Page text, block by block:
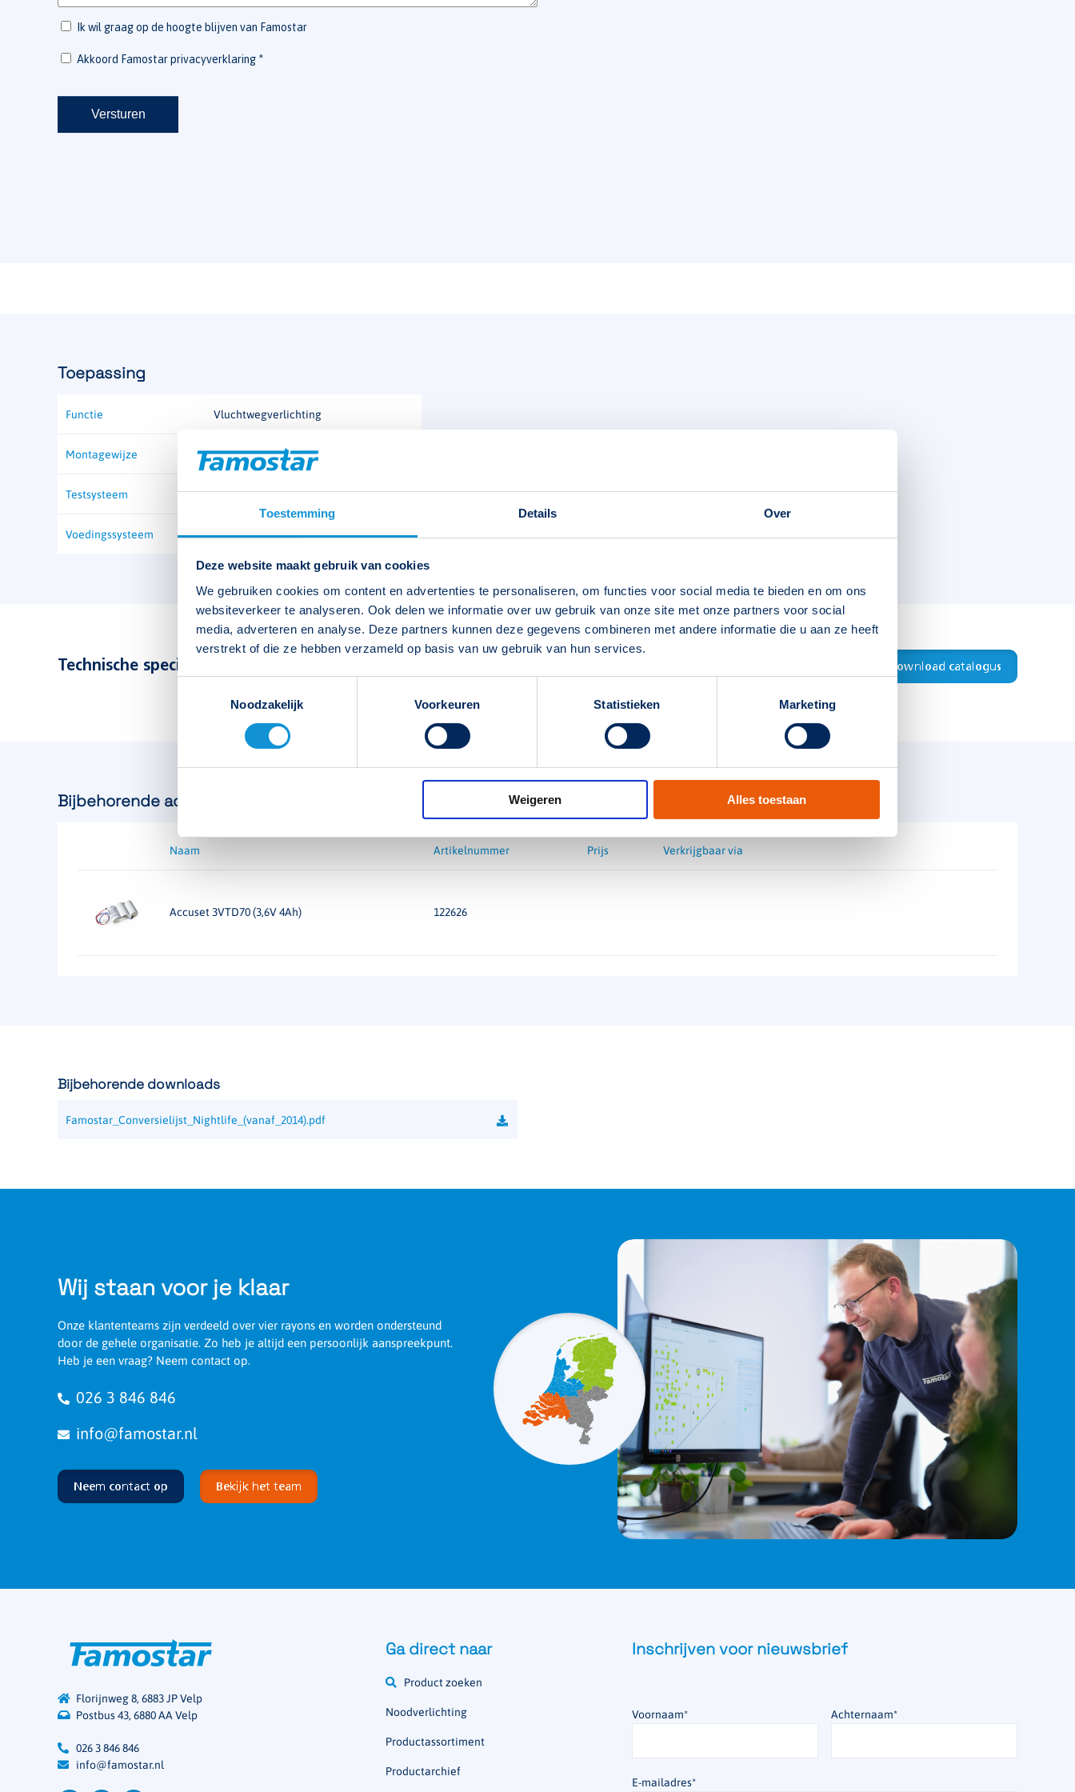
Toestemming Details Over
Deze website maakt gebruik van cookies
We gebruiken cookies om content en advertenties te personaliseren, om functies voor social media te bieden en om ons
websiteverkeer te analyseren. Ook delen we informatie over uw gebruik van onze site met onze partners voor social
media, adverteren en analyse. Deze partners kunnen deze gegevens combineren met andere informatie die u aan ze heeft
verstrekt of die ze hebben verzameld op basis van uw gebruik van hun services.
Noodzakelijk
Voorkeuren Statistieken Marketing
Weigeren Alles toestaan
Toepassing
Functie Vluchtwegverlichting
Montagewijze
Testsysteem
Voedingssysteem
Technische specificaties bekijken Download catalogus
Nightlife NLAN-1L EAN-code
Vluchtwegverlichting
Bijbehorende accu's
Naam Artikelnummer Prijs Verkrijgbaar via
Accuset 3VTD70 (3,6V 4Ah) 122626
Bijbehorende downloads
Famostar_Conversielijst_Nightlife_(vanaf_2014).pdf
Wij staan voor je klaar
Onze klantenteams zijn verdeeld over vier rayons en worden ondersteund
door de gehele organisatie. Zo heb je altijd een persoonlijk aanspreekpunt.
Heb je een vraag? Neem contact op.
026 3 846 846
info@famostar.nl
Neem contact op Bekijk het team
Florijnweg 8, 6883 JP Velp
Postbus 43, 6880 AA Velp
026 3 846 846
info@famostar.nl
Ga direct naar
Product zoeken
Noodverlichting
Productassortiment
Productarchief
Inschrijven voor nieuwsbrief
Voornaam* Achternaam*
E-mailadres*